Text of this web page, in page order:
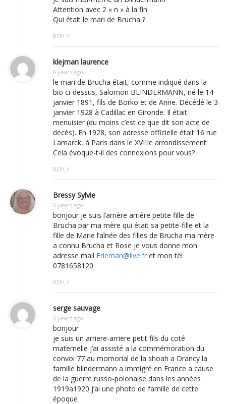
Attention avec 2 « n » à la fin
Qui était le mari de Brucha ?
REPLY
klejman laurence
6 years ago
le mari de Brucha était, comme indiqué dans la
bio ci-dessus, Salomon BLINDERMANN, né le 14
janvier 1891, fils de Borko et de Anne. Décédé le 3
janvier 1928 à Cadillac en Gironde. Il était
menuisier (du moins c’est ce que dit son acte de
décès). En 1928, son adresse officielle était 16 rue
Lamarck, à Paris dans le XVIIIe arrondissement.
Cela évoque-t-il des connexions pour vous?
REPLY
Bressy Sylvie
6 years ago
bonjour je suis l’arrière arrière petite fille de
Brucha par ma mère qui était sa petite-fille et la
fille de Marie l’aînée des filles de Brucha ma mère
a connu Brucha et Rose je vous donne mon
adresse mail Frieman@live.fr et mon tèl
0781658120
REPLY
serge sauvage
6 years ago
bonjour
je suis un arriere-arriere petit fils du coté
maternelle j’ai assisté a la commémoration du
convoi 77 au momorial de la shoah a Drancy la
famille blindermann a immigré en France a cause
de la guerre russo-polonaise dans les années
1919a1920 j’ai une photo de famille de cette
époque